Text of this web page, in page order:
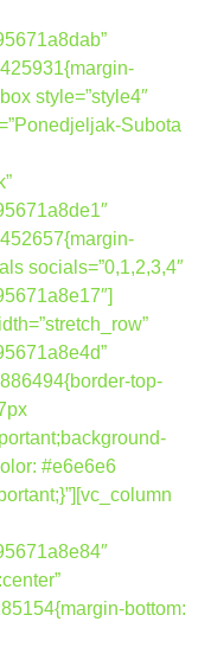
style=”style4″
Subota
socials=”0,1,2,3,4″
top-
#e6e6e6
bottom: